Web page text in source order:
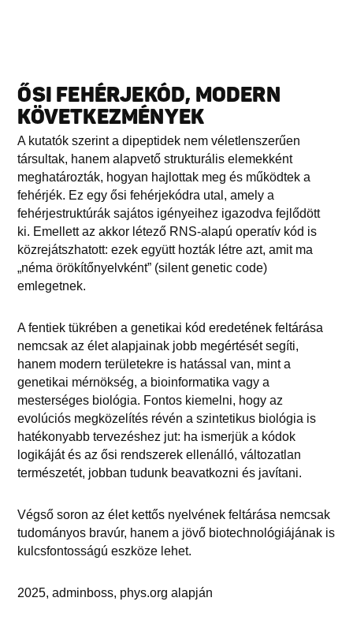
ŐSI FEHÉRJEKÓD, MODERN
KÖVETKEZMÉNYEK
A kutatók szerint a dipeptidek nem véletlenszerűen
társultak, hanem alapvető strukturális elemekként
meghatározták, hogyan hajlottak meg és működtek a
fehérjék. Ez egy ősi fehérjekódra utal, amely a
fehérjestruktúrák sajátos igényeihez igazodva fejlődött
ki. Emellett az akkor létező RNS-alapú operatív kód is
közrejátszhatott: ezek együtt hozták létre azt, amit ma
„néma örökítőnyelvként” (silent genetic code)
emlegetnek.
A fentiek tükrében a genetikai kód eredetének feltárása
nemcsak az élet alapjainak jobb megértését segíti,
hanem modern területekre is hatással van, mint a
genetikai mérnökség, a bioinformatika vagy a
mesterséges biológia. Fontos kiemelni, hogy az
evolúciós megközelítés révén a szintetikus biológia is
hatékonyabb tervezéshez jut: ha ismerjük a kódok
logikáját és az ősi rendszerek ellenálló, változatlan
természetét, jobban tudunk beavatkozni és javítani.
Végső soron az élet kettős nyelvének feltárása nemcsak
tudományos bravúr, hanem a jövő biotechnológiájának is
kulcsfontosságú eszköze lehet.
2025, adminboss, phys.org alapján